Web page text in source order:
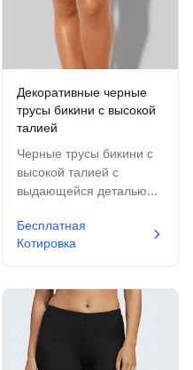
Декоративные черные
трусы бикини с высокой
талией
Черные трусы бикини с
высокой талией с
выдающейся деталью
цветка на бедре для
стильного тропического
акцента.
Бесплатная
Котировка